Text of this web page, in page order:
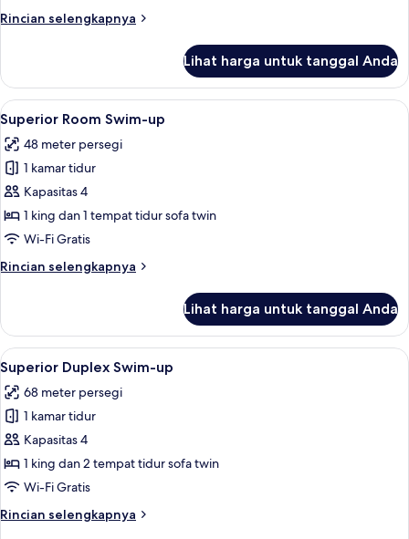
Rincian selengkapnya
Rincian
Kamar
Keluarga,
pemandangan
lapangan
golf
Lihat harga untuk tanggal Anda
Lihat
semua
foto
untuk
Superior
Room
Swim-
Seprai premium, minibar gratis,
5
Superior Room Swim-up
48 meter persegi
1 kamar tidur
Kapasitas 4
1 king dan 1 tempat tidur sofa twin
Wi-Fi Gratis
Rincian selengkapnya
Rincian
Superior
Room
Swim-
Lihat harga untuk tanggal Anda
Lihat
semua
foto
untuk
Superior
Duplex
Swim-
Superior Duplex Swim-up |
5
Superior Duplex Swim-up
68 meter persegi
1 kamar tidur
Kapasitas 4
1 king dan 2 tempat tidur sofa twin
Wi-Fi Gratis
Rincian selengkapnya
Rincian